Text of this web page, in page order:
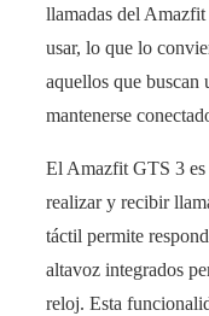
llamadas del
usar, lo que lo
aquellos que buscan
mantenerse
El Amazfit GTS 3 es
realizar y recibir
táctil permite
altavoz integrados
reloj. Esta